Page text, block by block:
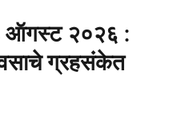
ऑगस्ट २०२६ :
ग्रहसंकेत